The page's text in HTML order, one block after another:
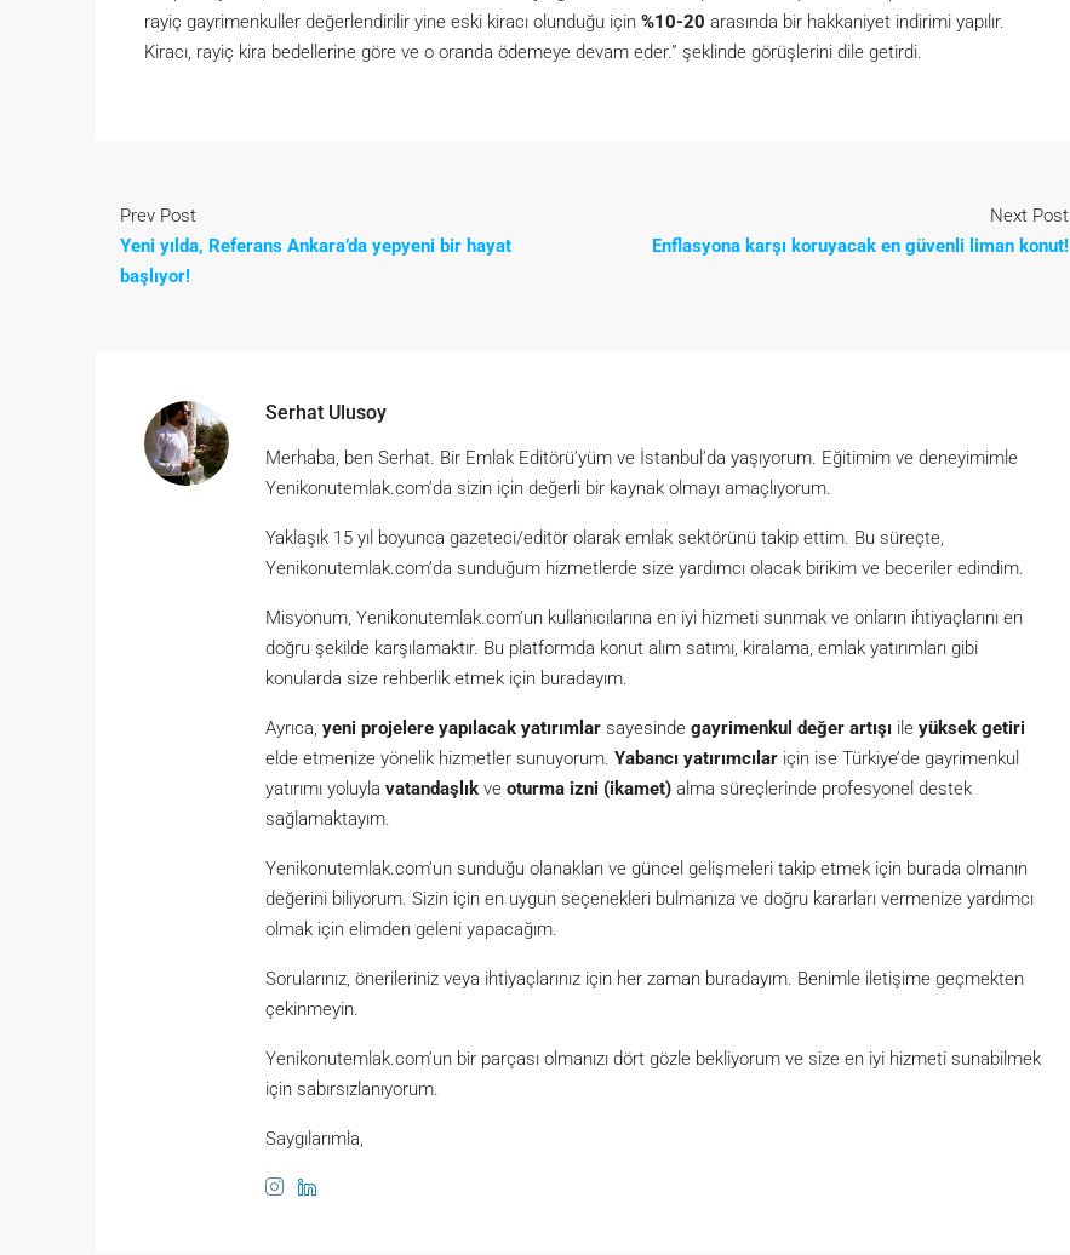
rayiç gayrimenkuller değerlendirilir yine eski kiracı olunduğu için %10-20 arasında bir hakkaniyet indirimi yapılır.
Kiracı, rayiç kira bedellerine göre ve o oranda ödemeye devam eder.” şeklinde görüşlerini dile getirdi.
Prev Post
Yeni yılda, Referans Ankara’da yepyeni bir hayat
başlıyor!
Next Post
Enflasyona karşı koruyacak en güvenli liman konut!
Serhat Ulusoy
Merhaba, ben Serhat. Bir Emlak Editörü’yüm ve İstanbul’da yaşıyorum. Eğitimim ve deneyimimle
Yenikonutemlak.com’da sizin için değerli bir kaynak olmayı amaçlıyorum.
Yaklaşık 15 yıl boyunca gazeteci/editör olarak emlak sektörünü takip ettim. Bu süreçte,
Yenikonutemlak.com’da sunduğum hizmetlerde size yardımcı olacak birikim ve beceriler edindim.
Misyonum, Yenikonutemlak.com’un kullanıcılarına en iyi hizmeti sunmak ve onların ihtiyaçlarını en
doğru şekilde karşılamaktır. Bu platformda konut alım satımı, kiralama, emlak yatırımları gibi
konularda size rehberlik etmek için buradayım.
Ayrıca, yeni projelere yapılacak yatırımlar sayesinde gayrimenkul değer artışı ile yüksek getiri
elde etmenize yönelik hizmetler sunuyorum. Yabancı yatırımcılar için ise Türkiye’de gayrimenkul
yatırımı yoluyla vatandaşlık ve oturma izni (ikamet) alma süreçlerinde profesyonel destek
sağlamaktayım.
Yenikonutemlak.com’un sunduğu olanakları ve güncel gelişmeleri takip etmek için burada olmanın
değerini biliyorum. Sizin için en uygun seçenekleri bulmanıza ve doğru kararları vermenize yardımcı
olmak için elimden geleni yapacağım.
Sorularınız, önerileriniz veya ihtiyaçlarınız için her zaman buradayım. Benimle iletişime geçmekten
çekinmeyin.
Yenikonutemlak.com’un bir parçası olmanızı dört gözle bekliyorum ve size en iyi hizmeti sunabilmek
için sabırsızlanıyorum.
Saygılarımla,